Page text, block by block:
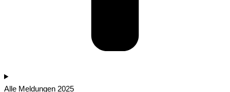
Alle Meldungen 2025